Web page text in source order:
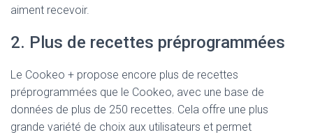
aiment recevoir.
2. Plus de recettes préprogrammées
Le Cookeo + propose encore plus de recettes
préprogrammées que le Cookeo, avec une base de
données de plus de 250 recettes. Cela offre une plus
grande variété de choix aux utilisateurs et permet